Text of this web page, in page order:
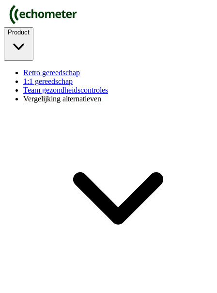
Product
Retro gereedschap
1:1 gereedschap
Team gezondheidscontroles
Vergelijking alternatieven